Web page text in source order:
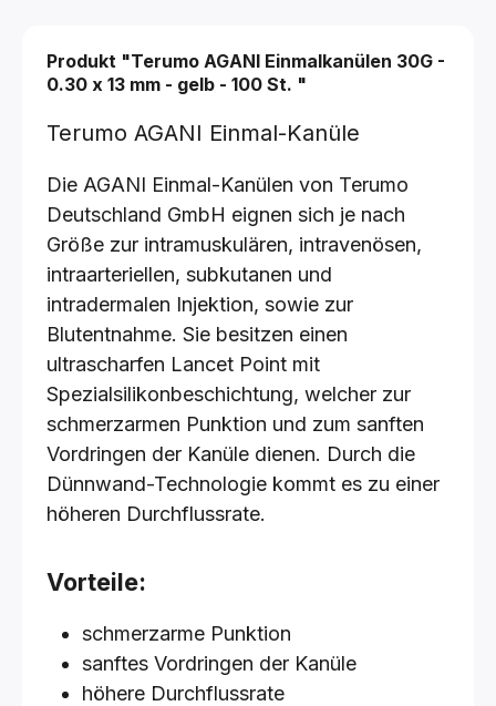
Produkt "Terumo AGANI Einmalkanülen 30G -
0.30 x 13 mm - gelb - 100 St. "
Terumo AGANI Einmal-Kanüle
Die AGANI Einmal-Kanülen von Terumo
Deutschland GmbH eignen sich je nach
Größe zur intramuskulären, intravenösen,
intraarteriellen, subkutanen und
intradermalen Injektion, sowie zur
Blutentnahme. Sie besitzen einen
ultrascharfen Lancet Point mit
Spezialsilikonbeschichtung, welcher zur
schmerzarmen Punktion und zum sanften
Vordringen der Kanüle dienen. Durch die
Dünnwand-Technologie kommt es zu einer
höheren Durchflussrate.
Vorteile:
schmerzarme Punktion
sanftes Vordringen der Kanüle
höhere Durchflussrate